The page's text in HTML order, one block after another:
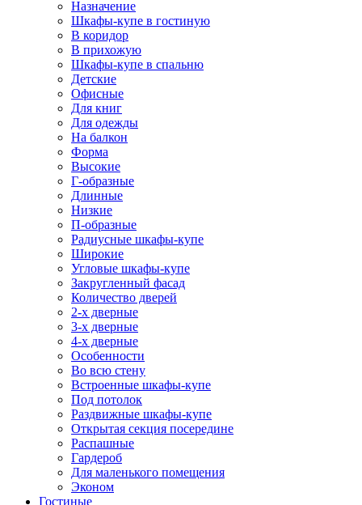
Назначение
Шкафы-купе в гостиную
В коридор
В прихожую
Шкафы-купе в спальню
Детские
Офисные
Для книг
Для одежды
На балкон
Форма
Высокие
Г-образные
Длинные
Низкие
П-образные
Радиусные шкафы-купе
Широкие
Угловые шкафы-купе
Закругленный фасад
Количество дверей
2-х дверные
3-х дверные
4-х дверные
Особенности
Во всю стену
Встроенные шкафы-купе
Под потолок
Раздвижные шкафы-купе
Открытая секция посередине
Распашные
Гардероб
Для маленького помещения
Эконом
Гостиные